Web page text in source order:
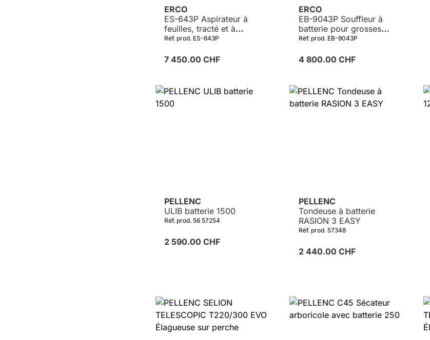
ERCO
ES-643P Aspirateur à
feuilles, tracté et à
batterie powered by
Réf. prod. ES-643P
7 450.00 CHF
ERCO
EB-9043P Souffleur à
batterie pour grosses
surfaces powered by
Réf. prod. EB-9043P
4 800.00 CHF
Détails
PELLENC
ULIB batterie 1500
Réf. prod. 56 57254
2 590.00 CHF
PELLENC
Tondeuse à batterie
RASION 3 EASY
Réf. prod. 57348
2 440.00 CHF